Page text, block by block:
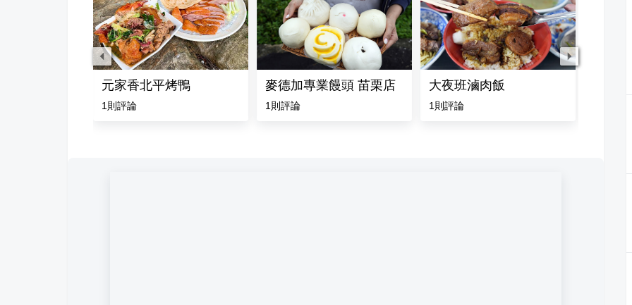
元家香北平烤鴨
1 則評論
麥德加專業饅頭 苗栗店
1 則評論
大夜班滷肉飯
1 則評論